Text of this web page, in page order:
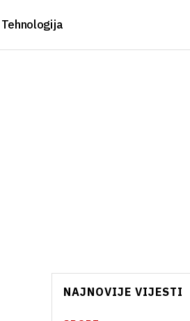
Tehnologija
NAJNOVIJE VIJESTI